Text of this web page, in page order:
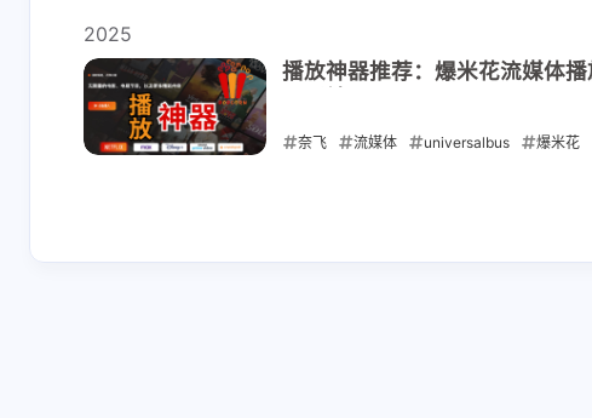
账号
2025
播放神器推荐：爆米花流媒体
奈飞 流媒体 universalbus 爆米花